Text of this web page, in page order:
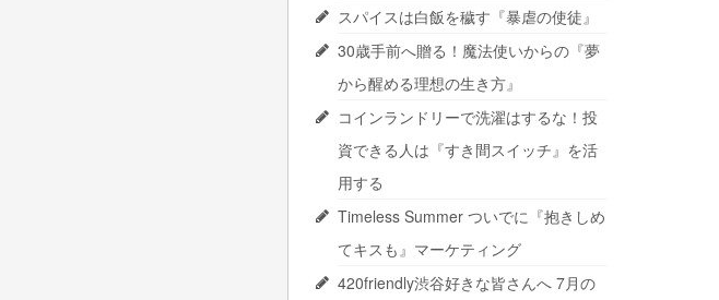
スパイスは白飯を穢す『暴虐の使徒』
30歳手前へ贈る！魔法使いからの『夢
から醒める理想の生き方』
コインランドリーで洗濯はするな！投
資できる人は『すき間スイッチ』を活
用する
Timeless Summer ついでに『抱きしめ
てキスも』マーケティング
420friendly渋谷好きな皆さんへ 7月の